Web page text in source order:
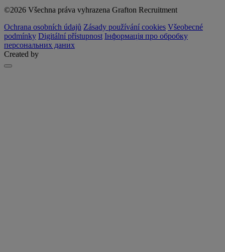
©2026 Všechna práva vyhrazena Grafton Recruitment
Ochrana osobních údajů Zásady používání cookies Všeobecné
podmínky Digitální přístupnost Інформація про обробку
персональних даних
Created by